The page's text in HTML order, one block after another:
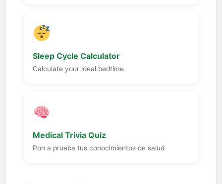
Sleep Cycle Calculator
Calculate your ideal bedtime
Medical Trivia Quiz
Pon a prueba tus conocimientos de salud